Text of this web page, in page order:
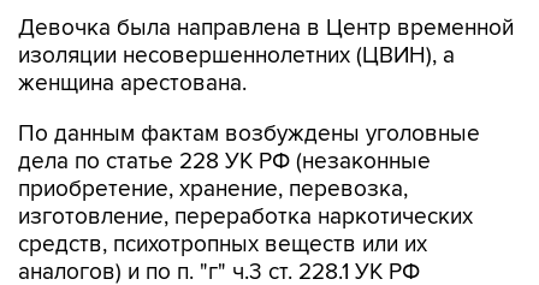
Девочка была направлена в Центр временной
изоляции несовершеннолетних (ЦВИН), а
женщина арестована.
По данным фактам возбуждены уголовные
дела по статье 228 УК РФ (незаконные
приобретение, хранение, перевозка,
изготовление, переработка наркотических
средств, психотропных веществ или их
аналогов) и по п. "г" ч.3 ст. 228.1 УК РФ